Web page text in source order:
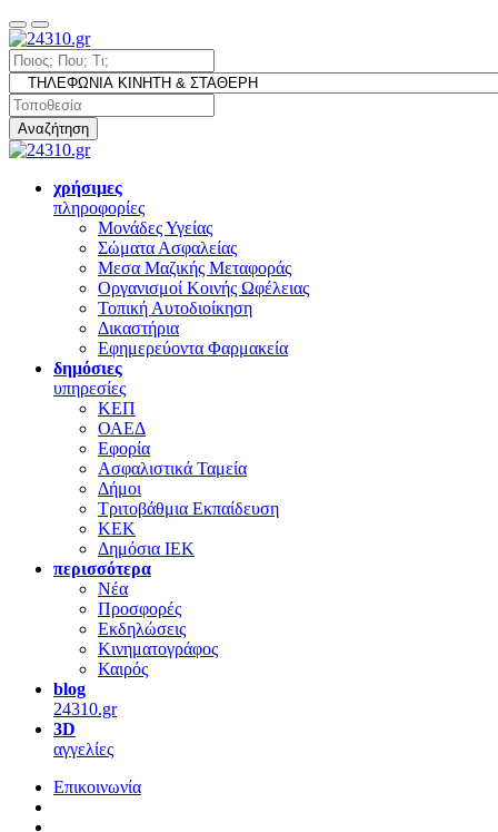
Αναζήτηση
χρήσιμες
πληροφορίες
Μονάδες Υγείας
Σώματα Ασφαλείας
Μεσα Μαζικής Μεταφοράς
Οργανισμοί Κοινής Ωφέλειας
Τοπική Αυτοδιοίκηση
Δικαστήρια
Εφημερεύοντα Φαρμακεία
δημόσιες
υπηρεσίες
ΚΕΠ
ΟΑΕΔ
Εφορία
Ασφαλιστικά Ταμεία
Δήμοι
Τριτοβάθμια Εκπαίδευση
ΚΕΚ
Δημόσια ΙΕΚ
περισσότερα
Νέα
Προσφορές
Εκδηλώσεις
Κινηματογράφος
Καιρός
blog
24310.gr
3D
αγγελίες
Επικοινωνία